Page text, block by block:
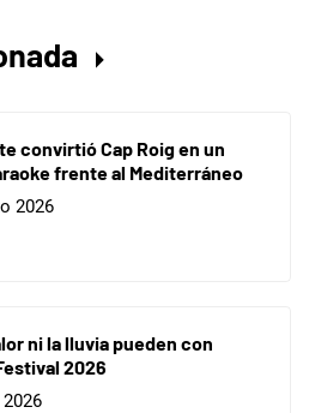
convirtió Cap Roig en un
frente al Mediterráneo
2026
ni la lluvia pueden con
2026